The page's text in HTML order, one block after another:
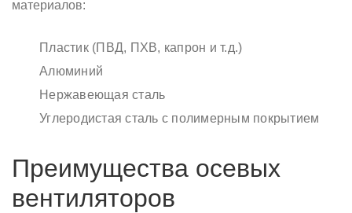
материалов:
Пластик (ПВД, ПХВ, капрон и т.д.)
Алюминий
Нержавеющая сталь
Углеродистая сталь с полимерным покрытием
Преимущества осевых
вентиляторов